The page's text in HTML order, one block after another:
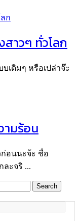
าวๆ ทั่วโลก
บเดิมๆ หรือเปล่าจ๊ะ
มร้อน
ก่อนนะจ้ะ ชื่อ
ละจริ ...